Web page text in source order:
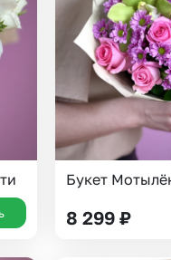
Букет
8 299 ₽